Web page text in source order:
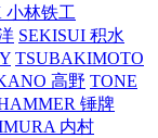
小林铁工
SEKISUI 积水
TSUBAKIMOTO
高野 TONE
锤牌
内村